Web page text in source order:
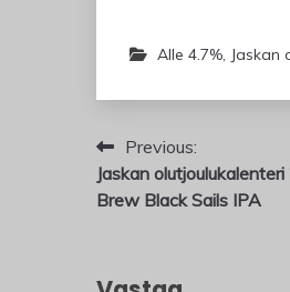
Alle 4.7%, Jaskan
Artikkelien
selaus
Previous:
Jaskan
Brew Black Sails IPA